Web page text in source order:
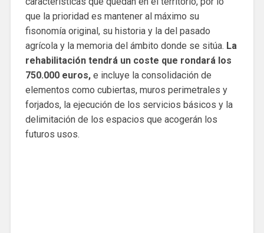
que la prioridad es mantener al máximo su
fisonomía original, su historia y la del pasado
agrícola y la memoria del ámbito donde se sitúa. La
rehabilitación tendrá un coste que rondará los
750.000 euros,e incluye la consolidación de
elementos como cubiertas, muros perimetrales y
forjados, la ejecución de los servicios básicos y la
delimitación de los espacios que acogerán los
futuros usos.